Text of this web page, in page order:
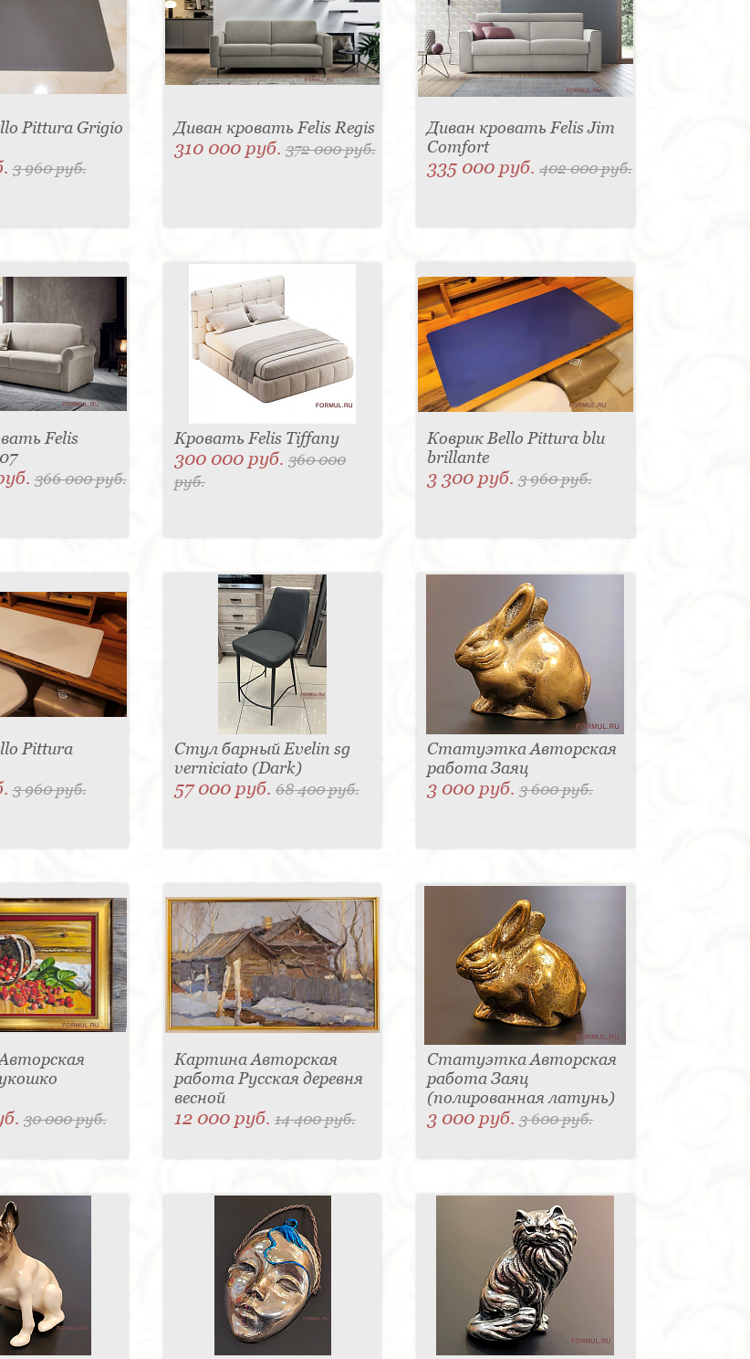
Pittura Grigio
3 960 руб.
Диван кровать Felis Regis
310 000 руб. 372 000 руб.
Диван кровать Felis Jim
Comfort
335 000 руб.402 000 руб.
Felis
366 000 руб.
Кровать Felis Tiffany
300 000 руб. 360 000
руб.
Коврик Bello Pittura blu
brillante
3 300 руб.3 960 руб.
Pittura
3 960 руб.
Стул барный Evelin sg
verniciato (Dark)
57 000 руб. 68 400 руб.
Статуэтка Авторская
работа Заяц
3 000 руб.3 600 руб.
30 000 руб.
Картина Авторская
работа Русская деревня
весной
12 000 руб. 14 400 руб.
Статуэтка Авторская
работа Заяц
(полированная латунь)
3 000 руб.3 600 руб.